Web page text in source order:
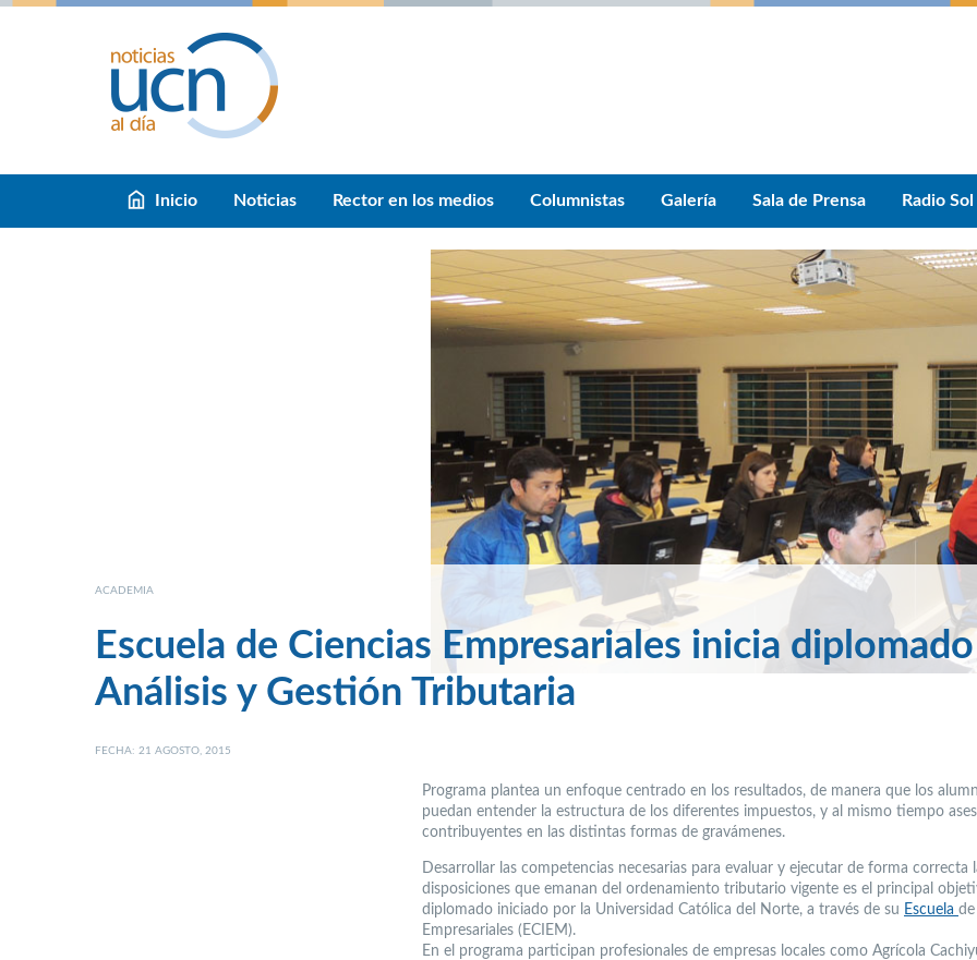
Inicio Noticias Rector en los medios Columnistas Galería Sala de Prensa Radio Sol
ACADEMIA
Escuela de Ciencias Empresariales inicia
Análisis y Gestión Tributaria
FECHA: 21 AGOSTO, 2015
Programa plantea un enfoque centrado en los resultados, de manera que los
puedan entender la estructura de los diferentes impuestos, y al mismo tiempo
contribuyentes en las distintas formas de gravámenes.
Desarrollar las competencias necesarias para evaluar y ejecutar de forma correcta
disposiciones que emanan del ordenamiento tributario vigente es el principal
diplomado iniciado por la Universidad Católica del Norte, a través de su Escuela de
Empresariales (ECIEM).
En el programa participan profesionales de empresas locales como Agrícola